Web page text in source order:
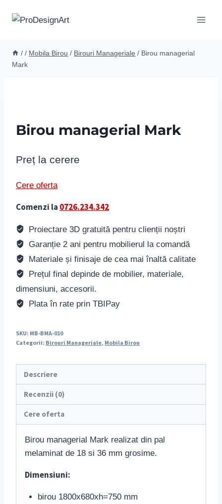
/ / Mobila Birou / Birouri Manageriale / Birou managerial
Mark
Birou managerial Mark
Preț la cerere
Cere oferta
Comenzi la 0726.234.342
Proiectare 3D gratuită pentru clienții noștri
Garanție 2 ani pentru mobilierul la comandă
Materiale și finisaje de cea mai înaltă calitate
Prețul final depinde de mobilier, materiale,
dimensiuni, accesorii.
Plata în rate prin TBIPay
SKU: MB-BMA-010
Categorii: Birouri Manageriale, Mobila Birou
Descriere
Recenzii (0)
Cere oferta
Birou managerial Mark realizat din pal
melaminat de 18 si 36 mm grosime.
Dimensiuni:
birou 1800x680xh=750 mm